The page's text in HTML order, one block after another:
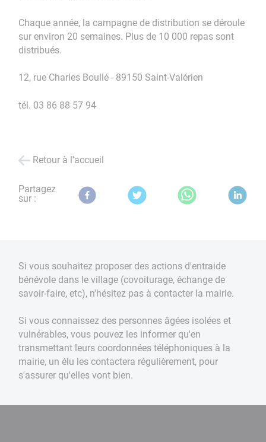
Chaque année, la campagne de distribution se déroule
sur environ 20 semaines. Plus de 10 000 repas sont
distribués.
12, rue Charles Boullé - 89150 Saint-Valérien
tél. 03 86 88 57 94
Retour à l'accueil
Partagez
sur :
Si vous souhaitez proposer des actions d'entraide
bénévole dans le village (covoiturage, échange de
savoir-faire, etc), n'hésitez pas à contacter la mairie.
Si vous connaissez des personnes âgées isolées et
vulnérables, vous pouvez les informer qu'en
transmettant leurs coordonnées téléphoniques à la
mairie, un élu les contactera régulièrement, pour
s'assurer qu'elles vont bien.